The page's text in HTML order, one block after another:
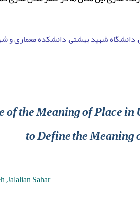
شهید بهشتی, دانشکده معماری و
of the Meaning of Place
to Define the
,Jalalian Sahar